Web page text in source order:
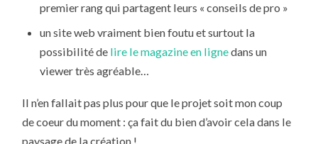
premier rang qui partagent leurs « conseils de pro »
un site web vraiment bien foutu et surtout la
possibilité de lire le magazine en lignedans un
viewer très agréable…
Il n’en fallait pas plus pour que le projet soit mon coup
de coeur du moment : ça fait du bien d’avoir cela dans le
paysage de la création !